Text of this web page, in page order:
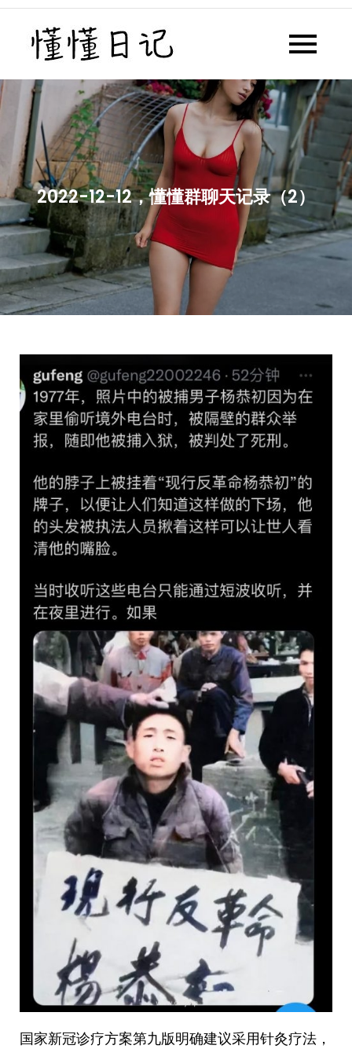
Skip
content
懂懂日记网每天同步更新懂懂学
2022-12-12，懂懂群聊天记录（2）
国家新冠诊疗方案第九版明确建议采用针灸疗法，